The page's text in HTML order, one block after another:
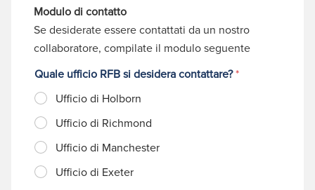
Modulo di contatto
Se desiderate essere contattati da un nostro
collaboratore, compilate il modulo seguente
Quale ufficio RFB si desidera contattare?*
Ufficio di Holborn
Ufficio di Richmond
Ufficio di Manchester
Ufficio di Exeter